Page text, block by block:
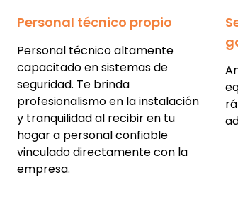
Personal técnico propio
Personal técnico altamente
capacitado en sistemas de
seguridad. Te brinda
profesionalismo en la instalación
y tranquilidad al recibir en tu
hogar a personal confiable
vinculado directamente con la
empresa.